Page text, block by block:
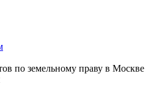
по земельному праву в Москве